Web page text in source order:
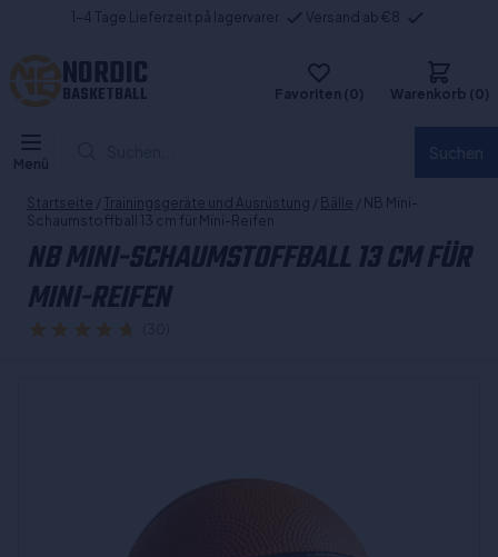
1-4 Tage Lieferzeit på lagervarer Versand ab €8
NORDIC
BASKETBALL Favoriten (0) Warenkorb (0)
Menü
Startseite / Trainingsgeräte und Ausrüstung / Bälle / NB Mini-
Schaumstoffball 13 cm für Mini-Reifen
NB MINI-SCHAUMSTOFFBALL 13 CM FÜR
MINI-REIFEN